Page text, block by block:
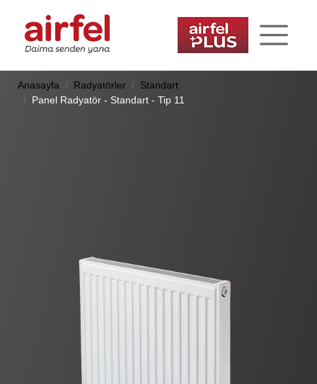
Anasayfa Radyatörler
Standart
Panel Radyatör - Standart - Tip 11